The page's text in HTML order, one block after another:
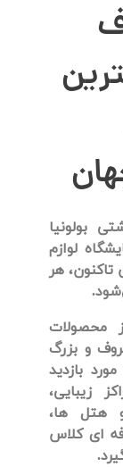
بولونیا
لوازم
50 سال پیش تاکنون، هر
محصولات
و بزرگ
بازدید
زیبایی،
هتل ها،
ای کلاس